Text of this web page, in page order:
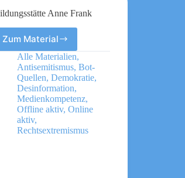
Anne Frank
Zum MaterialBildungsstätte
Anne
Frank
Alle Materialien,
Antisemitismus,Bot-
Quellen,Demokratie,
Desinformation,
Medienkompetenz,
Offline aktiv,Online
aktiv,
Rechtsextremismus